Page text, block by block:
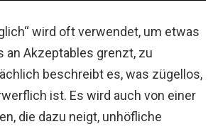
wird oft verwendet, um etwas
an Akzeptables grenzt, zu
beschreibt es, was zügellos,
ist. Es wird auch von einer
die dazu neigt, unhöfliche